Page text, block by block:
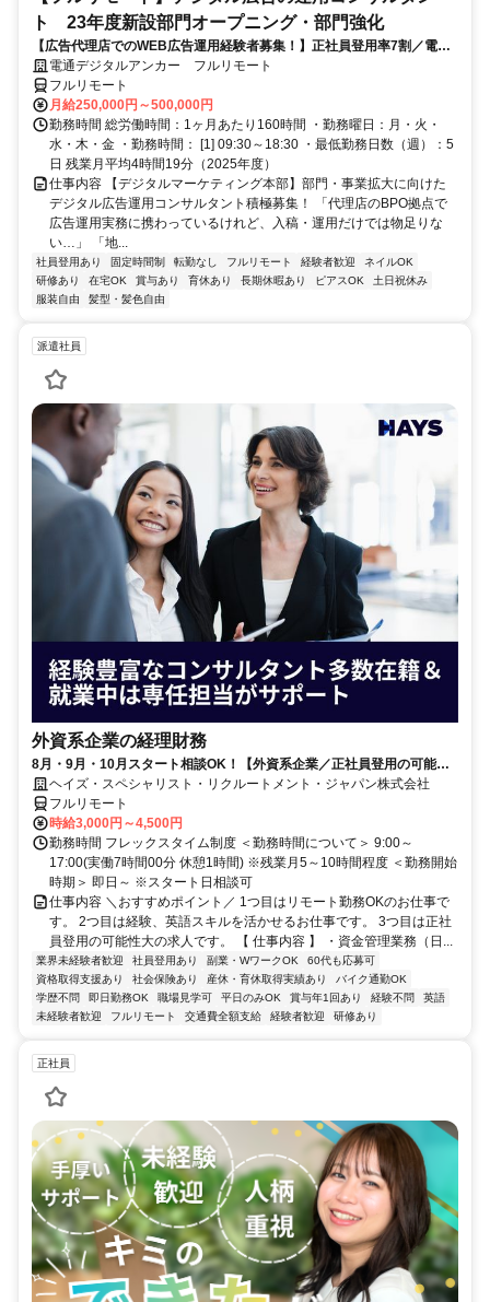
ト 23年度新設部門オープニング・部門強化
【広告代理店でのWEB広告運用経験者募集！】正社員登用率7割／電通
G／全国×完全在宅／年休126日・土日祝休み／残業月平均4時間19分
電通デジタルアンカー フルリモート
フルリモート
月給250,000円～500,000円
勤務時間 総労働時間：1ヶ月あたり160時間 ・勤務曜日：月・火・
水・木・金 ・勤務時間： [1] 09:30～18:30 ・最低勤務日数（週）：5
日 残業月平均4時間19分（2025年度）
仕事内容 【デジタルマーケティング本部】部門・事業拡大に向けた
デジタル広告運用コンサルタント積極募集！ 「代理店のBPO拠点で
広告運用実務に携わっているけれど、入稿・運用だけでは物足りな
い…」 「地...
社員登用あり 固定時間制 転勤なし フルリモート 経験者歓迎
ネイルOK
研修あり
在宅OK 賞与あり 育休あり 長期休暇あり ピアスOK
土日祝休み
服装自由
髪型・髪色自由
派遣社員
外資系企業の経理財務
8月・9月・10月スタート相談OK！【外資系企業／正社員登用の可能性
大／700万～800万／リモート勤務OK】経理財務
ヘイズ・スペシャリスト・リクルートメント・ジャパン株式会社
フルリモート
時給3,000円～4,500円
勤務時間 フレックスタイム制度 ＜勤務時間について＞ 9:00～
17:00(実働7時間00分 休憩1時間) ※残業月5～10時間程度 ＜勤務開始
時期＞ 即日～ ※スタート日相談可
仕事内容 ＼おすすめポイント／ 1つ目はリモート勤務OKのお仕事で
す。 2つ目は経験、英語スキルを活かせるお仕事です。 3つ目は正社
員登用の可能性大の求人です。 【 仕事内容 】 ・資金管理業務（日...
業界未経験者歓迎 社員登用あり 副業・WワークOK
60代も応募可
資格取得支援あり
社会保険あり 産休・育休取得実績あり
バイク通勤OK
学歴不問
即日勤務OK 職場見学可 平日のみOK 賞与年1回あり 経験不問
英語
未経験者歓迎
フルリモート 交通費全額支給 経験者歓迎 研修あり
正社員